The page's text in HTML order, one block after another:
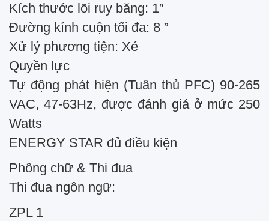
Kích thước lõi ruy băng: 1″
Đường kính cuộn tối đa: 8 ”
Xử lý phương tiện: Xé
Quyền lực
Tự động phát hiện (Tuân thủ PFC) 90-265
VAC, 47-63Hz, được đánh giá ở mức 250
Watts
ENERGY STAR đủ điều kiện
Phông chữ & Thi đua
Thi đua ngôn ngữ:
ZPL 1